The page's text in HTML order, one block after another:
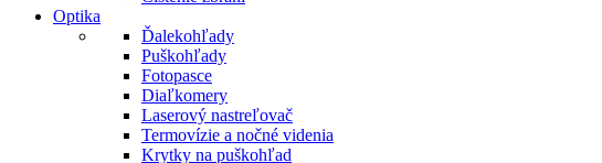
Optika
Ďalekohľady
Puškohľady
Fotopasce
Diaľkomery
Laserový nastreľovač
Termovízie a nočné videnia
Krytky na puškohľad